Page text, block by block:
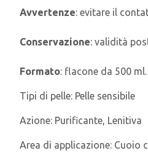
Avvertenze: evitare il
Conservazione: validità
Formato: flacone da 500 ml.
Tipi di pelle: Pelle sensibile
Azione: Purificante, Lenitiva
Area di applicazione: Cuoio